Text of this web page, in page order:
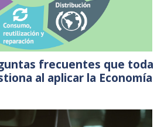
frecuentes que toda
al aplicar la Economía